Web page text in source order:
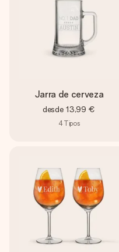
Jarra de cerveza
desde 13,99 €
4Tipos